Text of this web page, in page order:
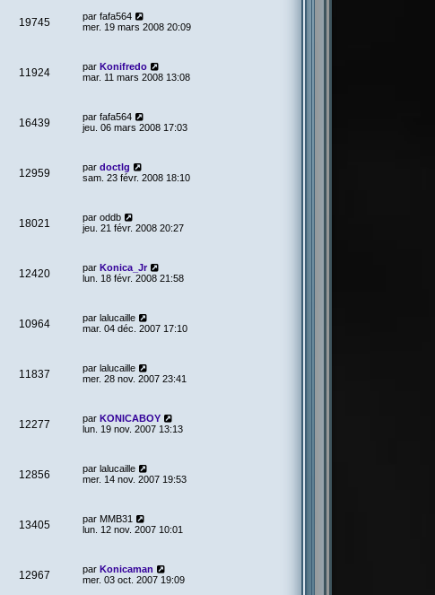
19745 par fafa564
mer. 19 mars 2008 20:09
11924 par Konifredo
mar. 11 mars 2008 13:08
16439 par fafa564
jeu. 06 mars 2008 17:03
12959 par doctlg
sam. 23 févr. 2008 18:10
18021 par oddb
jeu. 21 févr. 2008 20:27
12420 par Konica_Jr
lun. 18 févr. 2008 21:58
10964 par lalucaille
mar. 04 déc. 2007 17:10
11837 par lalucaille
mer. 28 nov. 2007 23:41
12277 par KONICABOY
lun. 19 nov. 2007 13:13
12856 par lalucaille
mer. 14 nov. 2007 19:53
13405 par MMB31
lun. 12 nov. 2007 10:01
12967 par Konicaman
mer. 03 oct. 2007 19:09